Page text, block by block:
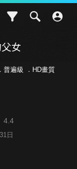
女
普遍級 ．HD畫質
4.4
日